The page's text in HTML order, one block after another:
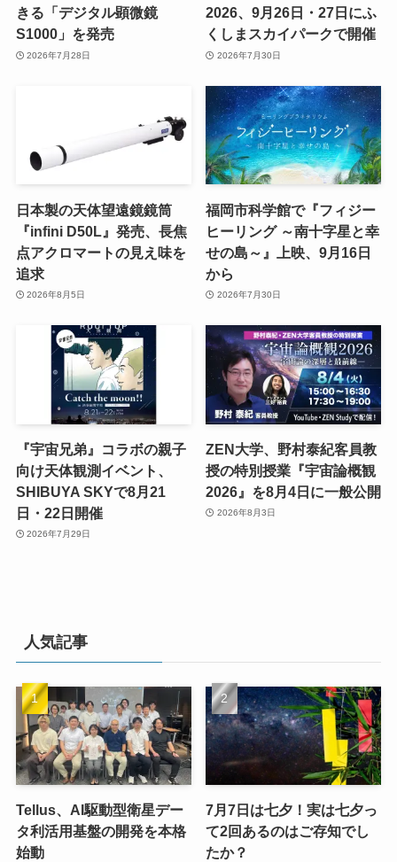
きる「デジタル顕微鏡
S1000」を発売
2026年7月28日
2026、9月26日・27日にふ
くしまスカイパークで開催
2026年7月30日
日本製の天体望遠鏡鏡筒
『infini D50L』発売、長焦
点アクロマートの見え味を
追求
2026年8月5日
福岡市科学館で『フィジー
ヒーリング ～南十字星と幸
せの島～』上映、9月16日
から
2026年7月30日
『宇宙兄弟』コラボの親子
向け天体観測イベント、
SHIBUYA SKYで8月21
日・22日開催
2026年7月29日
ZEN大学、野村泰紀客員教
授の特別授業『宇宙論概観
2026』を8月4日に一般公開
2026年8月3日
人気記事
Tellus、AI駆動型衛星デー
タ利活用基盤の開発を本格
始動
7月7日は七夕！実は七夕っ
て2回あるのはご存知でし
たか？